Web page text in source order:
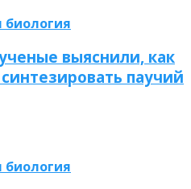
биология
выяснили, как
паучий
биология